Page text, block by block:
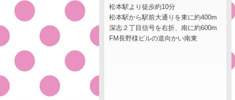
松本駅より徒歩約10分
松本駅から駅前大通りを東に約400m
深志２丁目信号を右折、南に約600m
FM長野様ビルの道向かい南東